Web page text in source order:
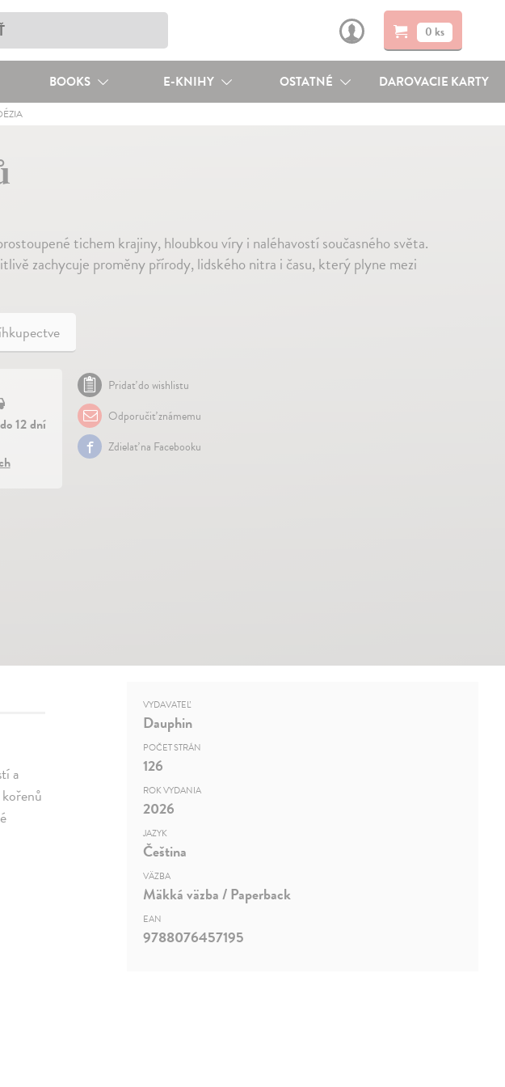
0 ks
BOOKS E-KNIHY OSTATNÉ DAROVACIE KARTY
tichem krajiny, hloubkou víry i naléhavostí současného světa.
zachycuje proměny přírody, lidského nitra i času, který plyne mezi
12 dní
Pridať do wishlistu
Odporučiť známemu
Zdielať na Facebooku
a
VYDAVATEĽ
Dauphin
POČET STRÁN
126
ROK VYDANIA
2026
JAZYK
Čeština
VÄZBA
Mäkká väzba / Paperback
EAN
9788076457195